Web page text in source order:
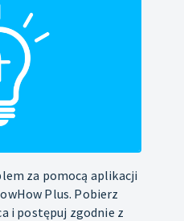
za pomocą aplikacji
Plus. Pobierz
i postępuj zgodnie z